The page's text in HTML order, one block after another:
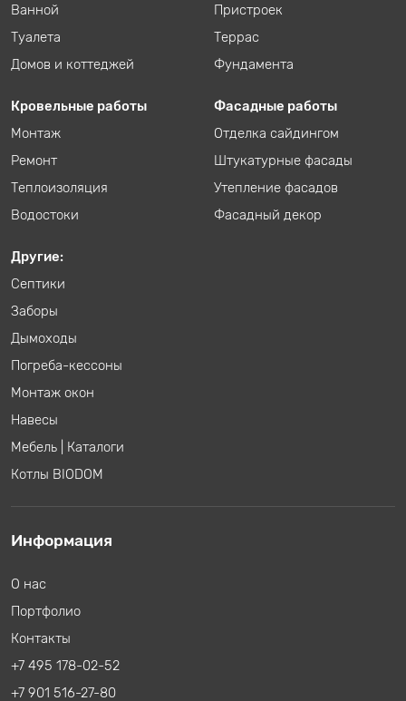
Ванной
Туалета
Домов и коттеджей
Пристроек
Террас
Фундамента
Кровельные работы
Монтаж
Ремонт
Теплоизоляция
Водостоки
Фасадные работы
Отделка сайдингом
Штукатурные фасады
Утепление фасадов
Фасадный декор
Другие:
Септики
Заборы
Дымоходы
Погреба-кессоны
Монтаж окон
Навесы
Мебель
Каталоги
Котлы BIODOM
Информация
О нас
Портфолио
Контакты
+7 495 178-02-52
+7 901 516-27-80